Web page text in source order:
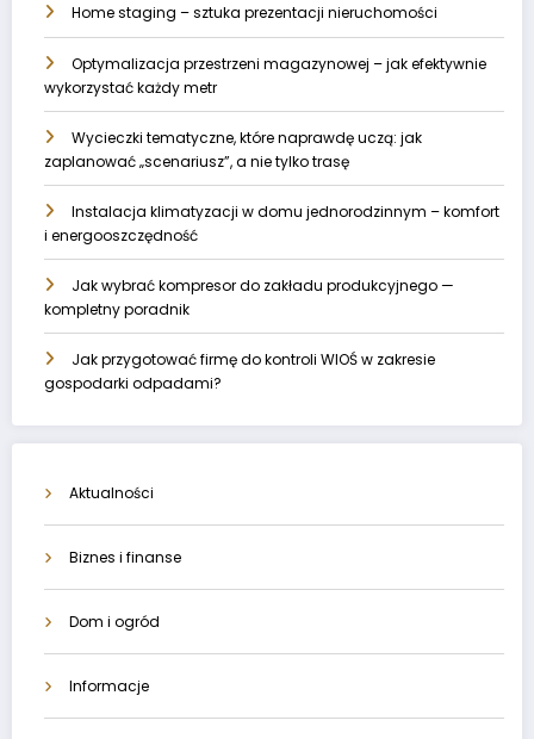
Home staging – sztuka prezentacji nieruchomości
Optymalizacja przestrzeni magazynowej – jak efektywnie
wykorzystać każdy metr
Wycieczki tematyczne, które naprawdę uczą: jak
zaplanować „scenariusz”, a nie tylko trasę
Instalacja klimatyzacji w domu jednorodzinnym – komfort
i energooszczędność
Jak wybrać kompresor do zakładu produkcyjnego —
kompletny poradnik
Jak przygotować firmę do kontroli WIOŚ w zakresie
gospodarki odpadami?
Aktualności
Biznes i finanse
Dom i ogród
Informacje